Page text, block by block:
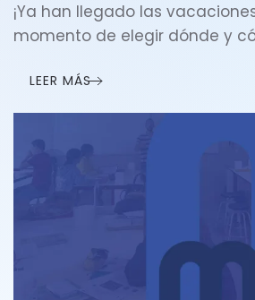
¡Ya han llegado las
momento de elegir dónde y
LEER MÁS